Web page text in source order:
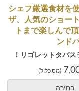
シェフ厳選食材を
ザ、人気のショー
トまで楽しんで
ンド
リゴレットタパス
(מס כלול)
בחירה